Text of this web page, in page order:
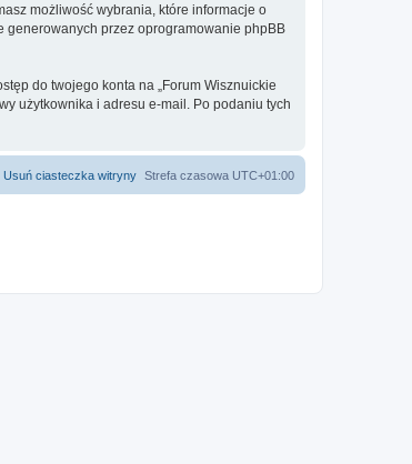
możliwość wybrania, które informacje o
generowanych przez oprogramowanie phpBB
do twojego konta na „Forum Wisznuickie
użytkownika i adresu e-mail. Po podaniu tych
Strefa czasowa UTC+01:00
Usuń ciasteczka witryny